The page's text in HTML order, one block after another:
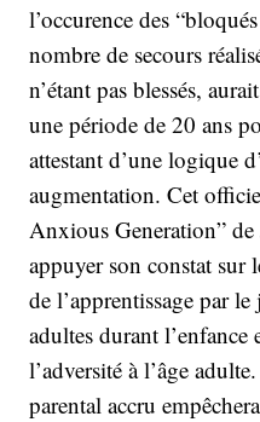
l’occurence des
nombre de secours
n’étant pas blessés,
une période de 20 ans
attestant d’une logique
augmentation. Cet
Anxious Generation”
appuyer son constat
de l’apprentissage par
adultes durant l’enfance
l’adversité à l’âge
parental accru